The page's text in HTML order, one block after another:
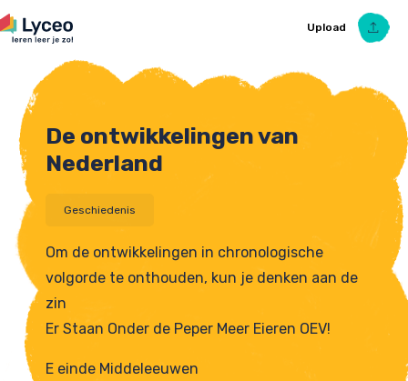
Upload
Upload Ezelsbruggetje
De ontwikkelingen van
Nederland
Geschiedenis
Om de ontwikkelingen in chronologische
volgorde te onthouden, kun je denken aan de
zin
Er Staan Onder de Peper Meer Eieren OEV!
E einde Middeleeuwen